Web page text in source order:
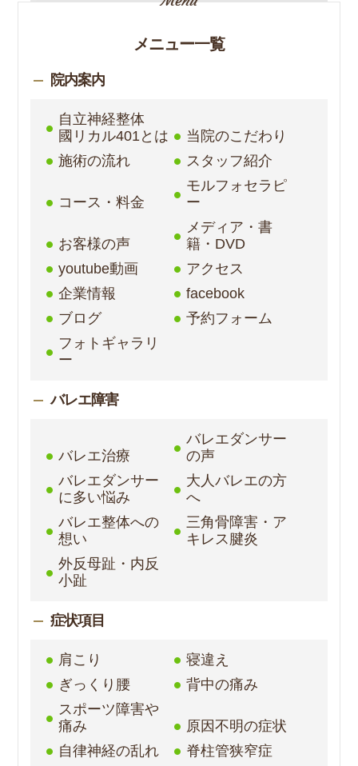
メニュー一覧
院内案内
自立神経整体
國リカル401とは
当院のこだわり
施術の流れ
スタッフ紹介
コース・料金
モルフォセラピ
ー
お客様の声
メディア・書
籍・DVD
youtube動画
アクセス
企業情報
facebook
ブログ
予約フォーム
フォトギャラリ
ー
バレエ障害
バレエ治療
バレエダンサー
の声
バレエダンサー
に多い悩み
大人バレエの方
へ
バレエ整体への
想い
三角骨障害・ア
キレス腱炎
外反母趾・内反
小趾
症状項目
肩こり
寝違え
ぎっくり腰
背中の痛み
スポーツ障害や
痛み
原因不明の症状
自律神経の乱れ
脊柱管狭窄症